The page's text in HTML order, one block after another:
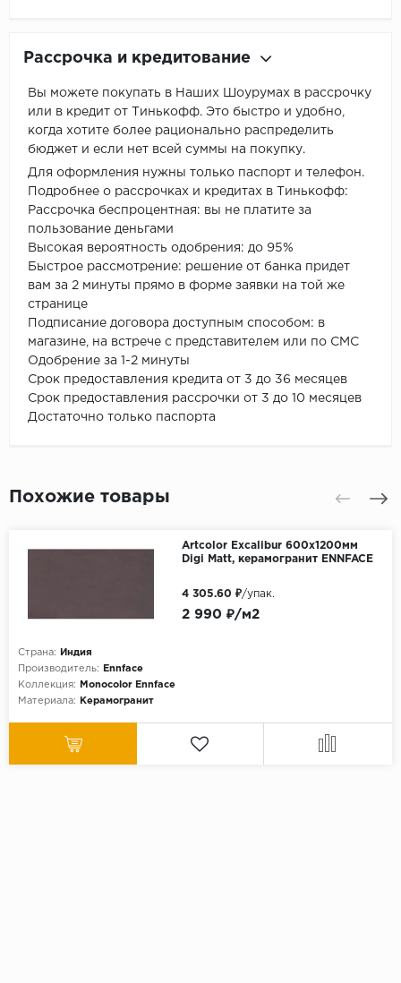
Рассрочка и кредитование
Вы можете покупать в Наших Шоурумах в рассрочку
или в кредит от Тинькофф. Это быстро и удобно,
когда хотите более рационально распределить
бюджет и если нет всей суммы на покупку.
Для оформления нужны только паспорт и телефон.
Подробнее о рассрочках и кредитах в Тинькофф:
Рассрочка беспроцентная: вы не платите за
пользование деньгами
Высокая вероятность одобрения: до 95%
Быстрое рассмотрение: решение от банка придет
вам за 2 минуты прямо в форме заявки на той же
странице
Подписание договора доступным способом: в
магазине, на встрече с представителем или по СМС
Одобрение за 1-2 минуты
Срок предоставления кредита от 3 до 36 месяцев
Срок предоставления рассрочки от 3 до 10 месяцев
Достаточно только паспорта
Похожие товары
Artcolor Excalibur 600х1200мм
Digi Matt, керамогранит ENNFACE
Страна:
Индия
Производитель:
Ennface
Коллекция:
Monocolor Ennface
Материала:
Керамогранит
2 990 ₽/м2
4 305.60 ₽/упак.